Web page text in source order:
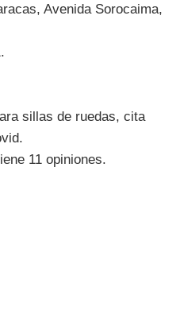
Avenida Sorocaima,
sillas de ruedas, cita
11 opiniones.